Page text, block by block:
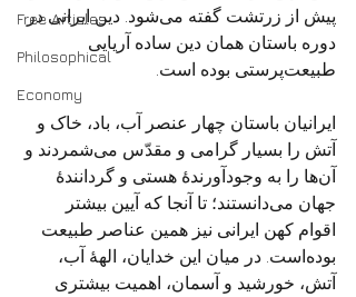
Free Articles
Philosophical
Economy
پیش از زرتشت گفته می‌شود. دین ایرانی در
دوره باستان همان دین ساده آریایی
طبیعت‌پرستی بوده است.
ایرانیان باستان چهار عنصر آب، باد، خاک و
آتش را بسیار گرامی و مقدّس می‌شمردند و
آن‌ها را به‌ وجودآورندهٔ هستی و گردانندهٔ
جهان می‌دانستند؛ تا آنجا که آیین بیشتر
اقوام کهن ایرانی نیز همین عناصر طبیعت
بوده‌است. در میان این خدایان، الههٔ آب،
آتش، خورشید و آسمان، اهمیت بیشتری